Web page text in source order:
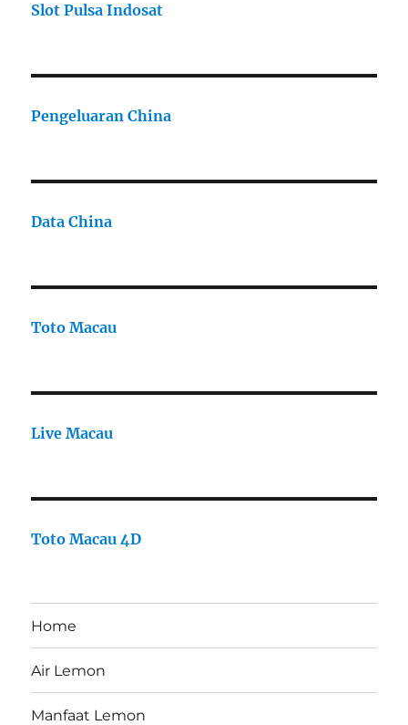
Slot Pulsa Indosat
Pengeluaran China
Data China
Toto Macau
Live Macau
Toto Macau 4D
Home
Air Lemon
Manfaat Lemon